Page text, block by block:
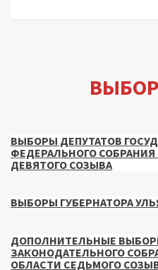
ВЫБОРЫ ДЕПУТАТОВ
ФЕДЕРАЛЬНОГО
ДЕВЯТОГО СОЗЫВА
ВЫБОРЫ ГУБЕРНАТОРА
ДОПОЛНИТЕЛЬНЫЕ
ЗАКОНОДАТЕЛЬНОГО
ОБЛАСТИ СЕДЬМОГО